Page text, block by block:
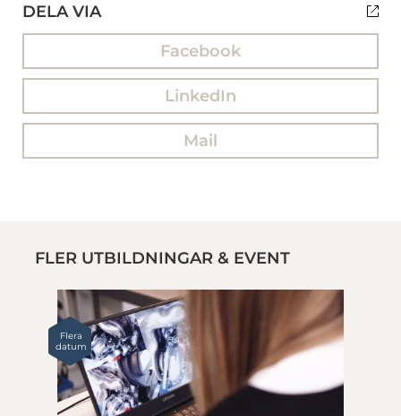
DELA VIA
Facebook
LinkedIn
Mail
FLER UTBILDNINGAR & EVENT
Flera
datum